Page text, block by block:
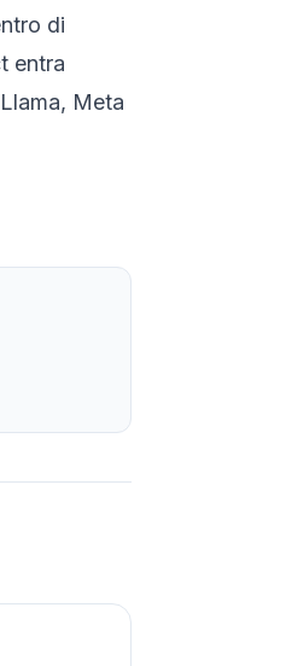
di
entra
Meta